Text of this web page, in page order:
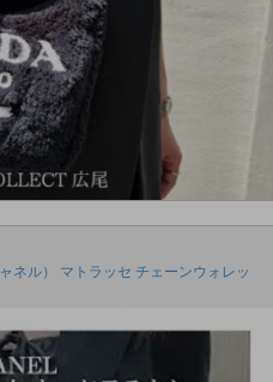
ネル） マトラッセ チェーンウォレッ